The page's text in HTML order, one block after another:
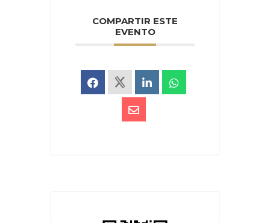
COMPARTIR ESTE
EVENTO